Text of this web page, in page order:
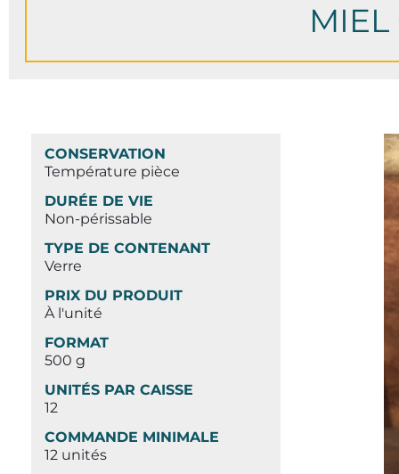
MIEL
CONSERVATION
Température pièce
DURÉE DE VIE
Non-périssable
TYPE DE CONTENANT
Verre
PRIX DU PRODUIT
À l'unité
FORMAT
500 g
UNITÉS PAR CAISSE
12
COMMANDE MINIMALE
12 unités